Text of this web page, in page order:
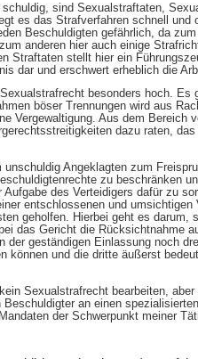
sind Sexualstraftaten,
es das Strafverfahren schnell und
Beschuldigten gefährlich, da
anderen hier auch einige
Straftaten stellt hier ein
dar und erschwert erheblich die
besonders hoch.
böser Trennungen wird aus
Vergewaltigung. Aus dem Bereich
dazu raten,
Angeklagten zum
zu beschränken
des Verteidigers dafür zu
entschlossenen und
geholfen. Hierbei geht es darum,
das Gericht die Rücksichtnahme
der geständigen Einlassung noch
können und die dritte äußerst
Sexualstrafrecht bearbeiten,
an einen
der Schwerpunkt meiner